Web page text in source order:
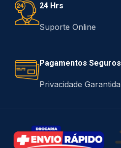
24 Hrs
Suporte Online
Pagamentos Seguros
Privacidade Garantida